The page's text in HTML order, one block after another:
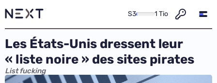
S3 1 Tio
Les États-Unis dressent leur
« liste noire » des sites pirates
List fucking